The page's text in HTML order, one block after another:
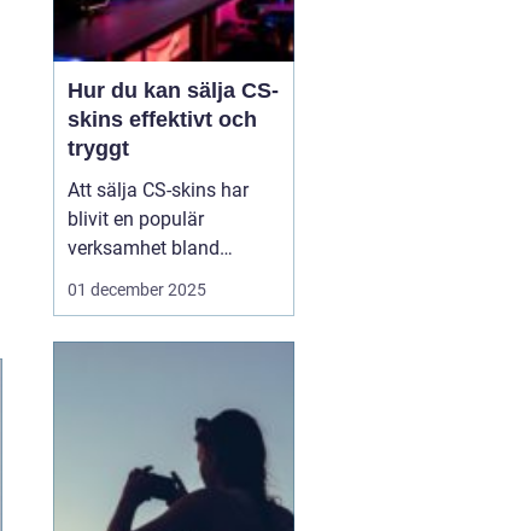
Hur du kan sälja CS-
skins effektivt och
tryggt
Att sälja CS-skins har
blivit en populär
verksamhet bland
spelentusiaster över hela
verkliga inkomster. Men
hur kan man navige...
01 december 2025